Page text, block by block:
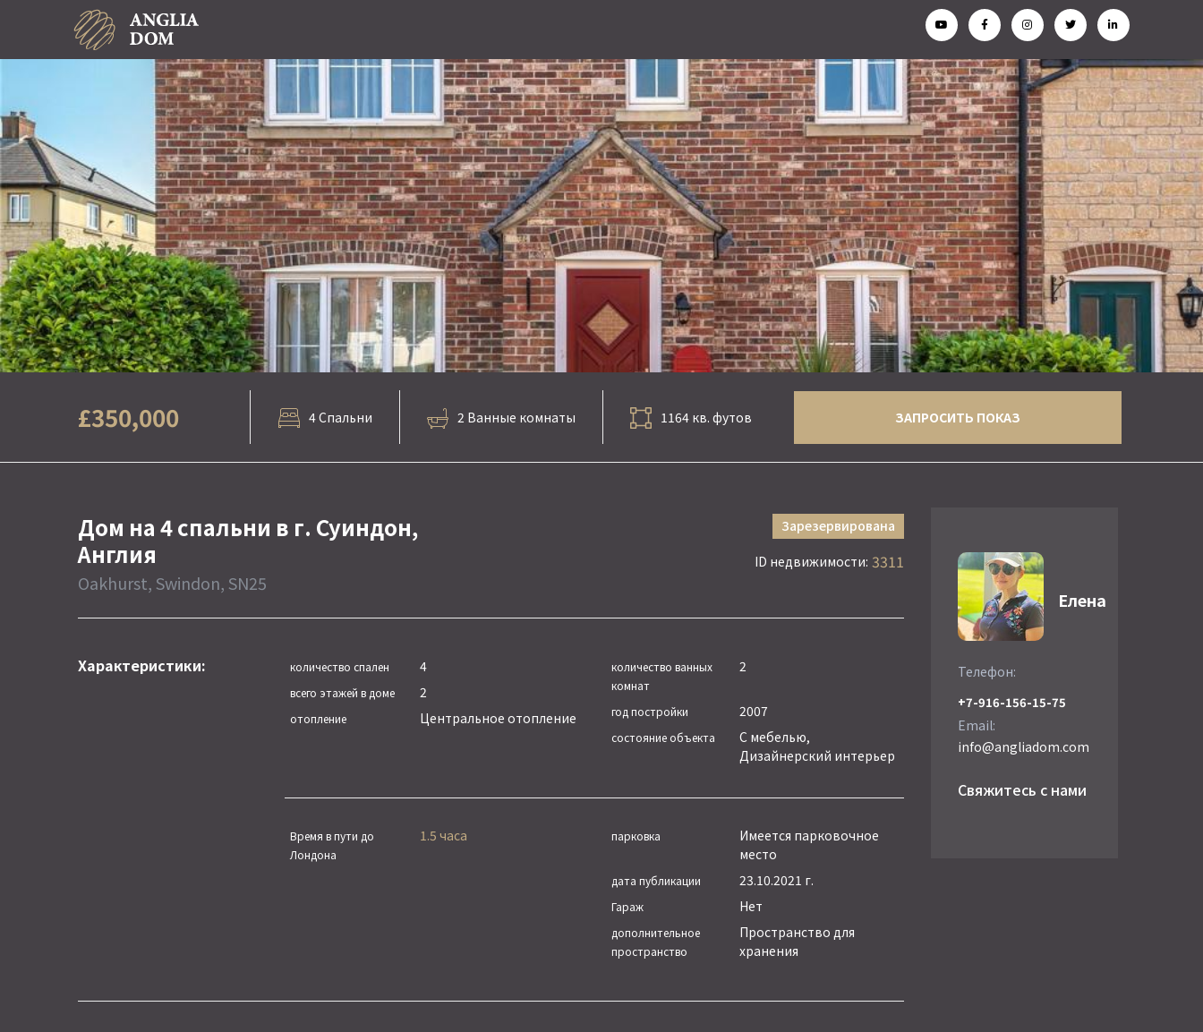
£350,000 4 Спальни 2 Ванные комнаты 1164 кв. футов ЗАПРОСИТЬ ПОКАЗ
Дом на 4 спальни в г. Суиндон,
Англия
Oakhurst, Swindon, SN25
Зарезервирована
ID недвижимости: 3311
Характеристики: количество спален 4
всего этажей в доме 2
отопление Центральное отопление
количество ванных
комнат
2
год постройки 2007
состояние объекта
С мебелью,
Дизайнерский интерьер
Время в пути до
Лондона
1.5 часа парковка
Имеется парковочное
место
дата публикации 23.10.2021 г.
Гараж Нет
дополнительное
пространство
Пространство для
хранения
Елена
Телефон:
+7-916-156-15-75
Email:
info@angliadom.com
Свяжитесь с нами